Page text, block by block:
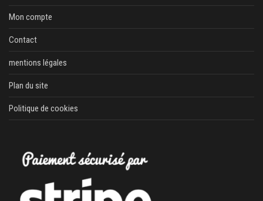
Mon compte
Contact
mentions légales
Plan du site
Politique de cookies